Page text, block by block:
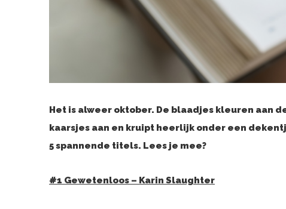
Het is alweer oktober. De blaadjes kleuren aan
kaarsjes aan en kruipt heerlijk onder een
5 spannende titels. Lees je mee?
#1 Gewetenloos – Karin Slaughter